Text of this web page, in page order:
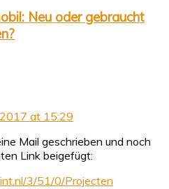
Neu oder gebraucht
2017 at 15:29
Mail geschrieben und noch
Link beigefügt:
3/51/0/Projecten